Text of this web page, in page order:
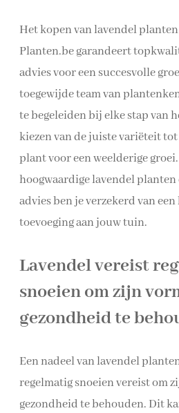
Het kopen van lavendel
Planten.be garandeert
advies voor een succesvolle
toegewijde team van
te begeleiden bij elke stap van
kiezen van de juiste variëteit
plant voor een weelderige
hoogwaardige lavendel
advies ben je verzekerd van
toevoeging aan jouw tuin.
Lavendel vereist
snoeien om zijn
gezondheid te
Een nadeel van lavendel
regelmatig snoeien vereist om
gezondheid te behouden. Dit